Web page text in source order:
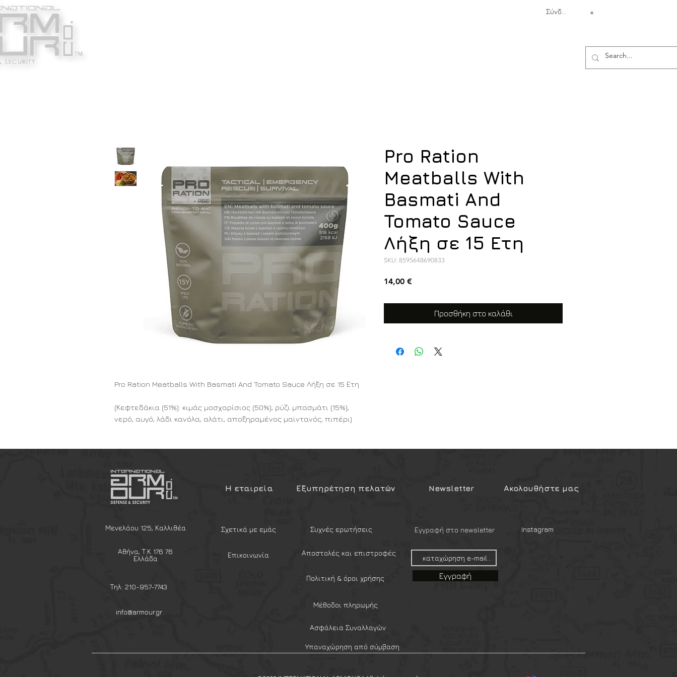
Σύνδεση
Pro Ration Meatballs With Basmati And Tomato Sauce Λήξη σε 15 Ετη
(Κεφτεδάκια (51%): κιμάς μοσχαρίσιος (50%), ρύζι μπασμάτι (15%),
νερό, αυγό, λάδι κανόλα, αλάτι, αποξηραμένος μαϊντανός, πιπέρι)
στις πολιτικές ανάγκες.
Η αποστολή της Pro Ration είναι να παρέχει αξιόπιστες, ανθεκτικές
και εύχρηστες λύσεις γευμάτων για καταστάσεις έκτακτης ανάγκης
Energy kJ/kcal: 2168 / 516
Carbohydrates: 60 g
Salt: 4.4 g
Made in Τσεχία
Pro Ration
Meatballs With
Basmati And
Tomato Sauce
Λήξη σε 15 Ετη
SKU: 8595648690833
14,00 €Τιμή
Προσθήκη στο καλάθι
Η εταιρεία Εξυπηρέτηση πελατών Newsletter Ακολουθήστε μας
Μενελάου 125, Καλλιθέα
Αθήνα, Τ.Κ 176 76
Ελλάδα
Τηλ: 210-957-7743
info@armour.gr
Σχετικά με εμάς
Επικοινωνία
Συχνές ερωτήσεις
Αποστολές και επιστροφές
Πολιτική & όροι χρήσης
Μέθοδοι πληρωμής
Εγγραφή στο newsletter
Εγγραφή
Instagram
Ασφάλεια Συναλλαγών
Υπαναχώρηση από σύμβαση